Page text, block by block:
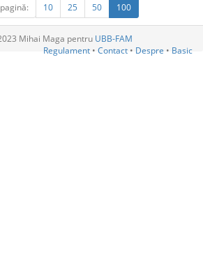
10 25 50 100
Mihai Maga pentru UBB-FAM
Regulament • Contact • Despre • Basic